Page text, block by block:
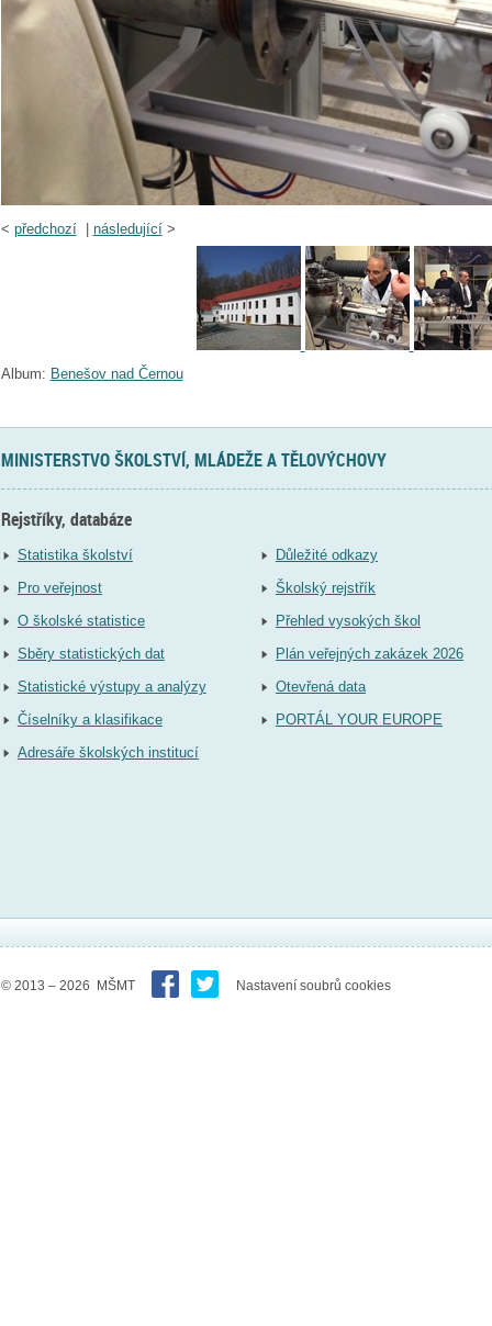
< předchozí| následující>
Album: Benešov nad Černou
MINISTERSTVO ŠKOLSTVÍ, MLÁDEŽE A TĚLOVÝCHOVY
Rejstříky, databáze
Statistika školství
Pro veřejnost
O školské statistice
Sběry statistických dat
Statistické výstupy a analýzy
Číselníky a klasifikace
Adresáře školských institucí
Důležité odkazy
Školský rejstřík
Přehled vysokých škol
Plán veřejných zakázek 2026
Otevřená data
PORTÁL YOUR EUROPE
© 2013 – 2026 MŠMT Nastavení soubrů cookies